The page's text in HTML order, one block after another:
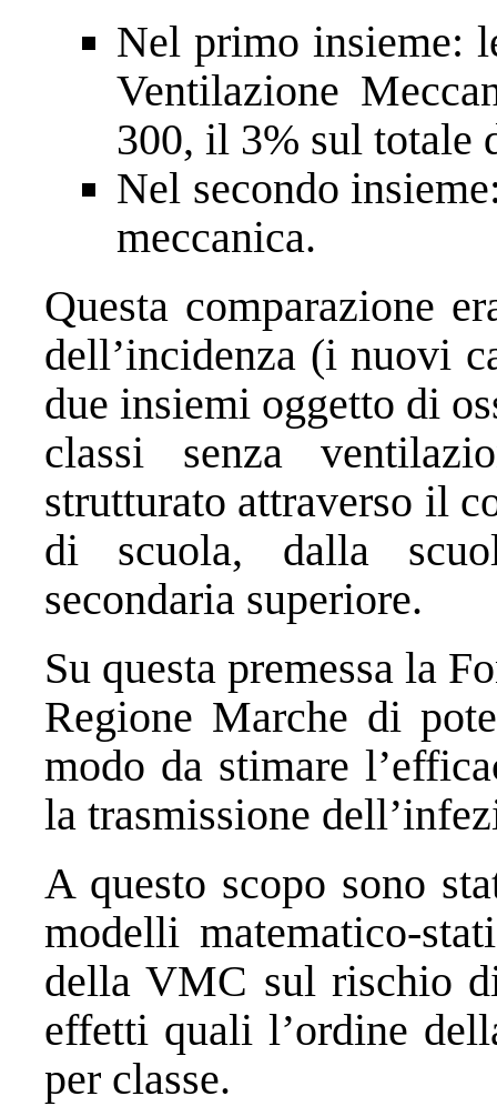
Nel primo insieme:
Ventilazione
300, il 3% sul totale
Nel secondo
meccanica.
Questa comparazione
dell’incidenza (i nuovi
due insiemi oggetto di
classi senza
strutturato attraverso il
di scuola, dalla
secondaria superiore.
Su questa premessa la
Regione Marche di
modo da stimare
la trasmissione
A questo scopo sono
modelli matematico-
della VMC sul rischio
effetti quali l’ordine
per classe.